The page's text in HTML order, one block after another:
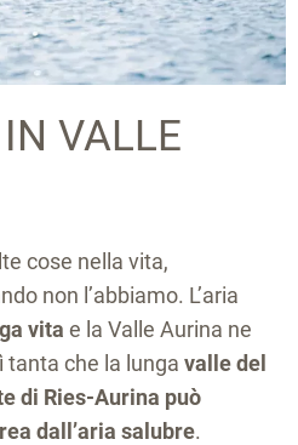
VALLE
cose nella vita,
non l’abbiamo. L’aria
vita e la Valle Aurina ne
tanta che la lunga valle del
di Ries-Aurina può
dall’aria salubre.